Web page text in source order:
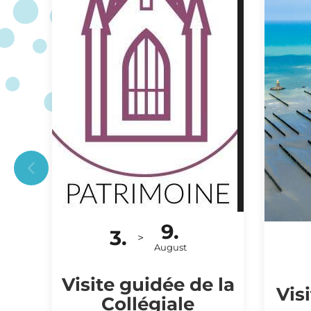
3. > 9.
August
Visite guidée de la
Collégiale
BESICHTIGUNG